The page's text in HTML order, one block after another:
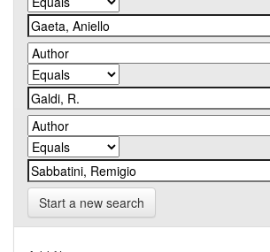
Start a new search